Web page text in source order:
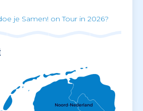
je Samen! on Tour in 2026?